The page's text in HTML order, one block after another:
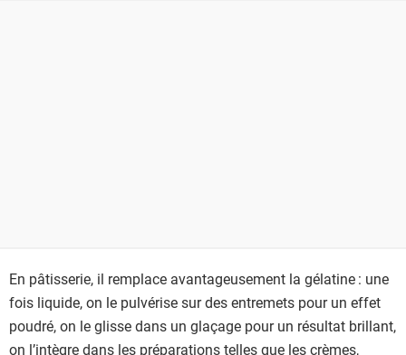
En pâtisserie, il remplace avantageusement la gélatine : une
fois liquide, on le pulvérise sur des entremets pour un effet
poudré, on le glisse dans un glaçage pour un résultat brillant,
on l’intègre dans les préparations telles que les crèmes,